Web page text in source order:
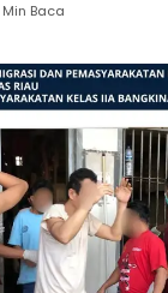
Min Baca